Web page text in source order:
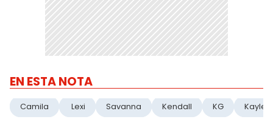
EN ESTA NOTA
Camila Lexi Savanna Kendall KG Kaylee